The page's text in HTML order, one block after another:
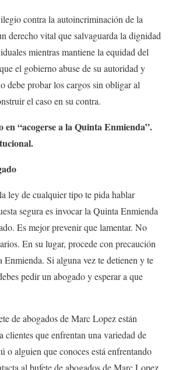
contra la autoincriminación de la
derecho vital que salvaguarda la dignidad
mientras mantiene la equidad del
el gobierno abuse de su autoridad y
debe probar los cargos sin obligar al
el caso en su contra.
en “acogerse a la Quinta Enmienda”.
ley de cualquier tipo te pida hablar
segura es invocar la Quinta Enmienda
Es mejor prevenir que lamentar. No
En su lugar, procede con precaución
Enmienda. Si alguna vez te detienen y te
pedir un abogado y esperar a que
de abogados de Marc Lopez están
clientes que enfrentan una variedad de
o alguien que conoces está enfrentando
al bufete de abogados de Marc Lopez